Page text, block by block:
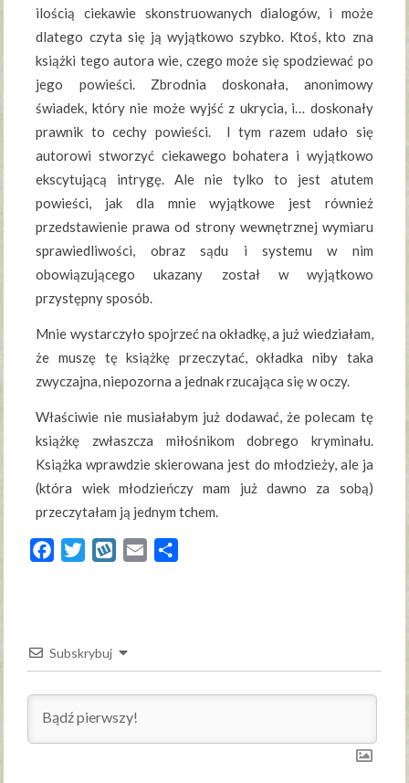
ilością ciekawie skonstruowanych dialogów, i może
dlatego czyta się ją wyjątkowo szybko. Ktoś, kto zna
książki tego autora wie, czego może się spodziewać po
jego powieści. Zbrodnia doskonała, anonimowy
świadek, który nie może wyjść z ukrycia, i… doskonały
prawnik to cechy powieści. I tym razem udało się
autorowi stworzyć ciekawego bohatera i wyjątkowo
ekscytującą intrygę. Ale nie tylko to jest atutem
powieści, jak dla mnie wyjątkowe jest również
przedstawienie prawa od strony wewnętrznej wymiaru
sprawiedliwości, obraz sądu i systemu w nim
obowiązującego ukazany został w wyjątkowo
przystępny sposób.
Mnie wystarczyło spojrzeć na okładkę, a już wiedziałam,
że muszę tę książkę przeczytać, okładka niby taka
zwyczajna, niepozorna a jednak rzucająca się w oczy.
Właściwie nie musiałabym już dodawać, że polecam tę
książkę zwłaszcza miłośnikom dobrego kryminału.
Książka wprawdzie skierowana jest do młodzieży, ale ja
(która wiek młodzieńczy mam już dawno za sobą)
przeczytałam ją jednym tchem.
FacebookTwitterWykopEmail
Subskrybuj